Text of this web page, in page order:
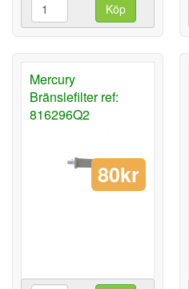
Köp
Mercury
Bränslefilter ref:
816296Q2
80kr